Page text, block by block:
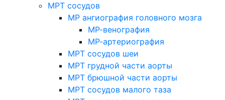
МРТ сосудов
МР ангиография головного мозга
МР-венография
МР-артериография
МРТ сосудов шеи
МРТ грудной части аорты
МРТ брюшной части аорты
МРТ сосудов малого таза